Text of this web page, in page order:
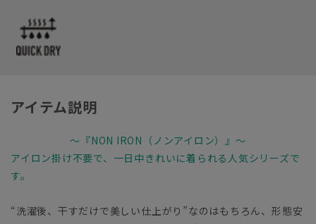
アイテム説明
～『NON IRON（ノンアイロン）』～
アイロン掛け不要で、一日中きれいに着られる人気シリーズで
す。
“洗濯後、干すだけで美しい仕上がり”なのはもちろん、形態安